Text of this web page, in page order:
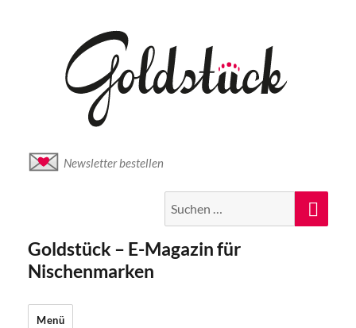
Newsletter bestellen
nach:
Goldstück – E-Magazin für
Nischenmarken
Menü